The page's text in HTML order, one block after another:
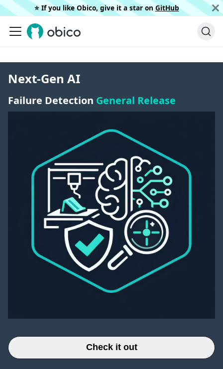
⭐️ If you like Obico, give it a star on GitHub
Next-Gen AI
Failure Detection General Release
Check it out